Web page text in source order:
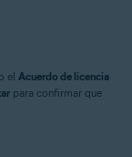
el Acuerdo de licencia
para confirmar que